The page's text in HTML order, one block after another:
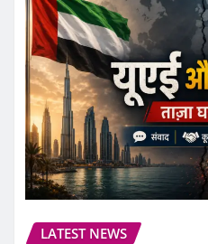
LATEST NEWS